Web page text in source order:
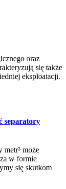
oraz
się także
eksploatacji.
separatory
metr³ może
w formie
się skutkom